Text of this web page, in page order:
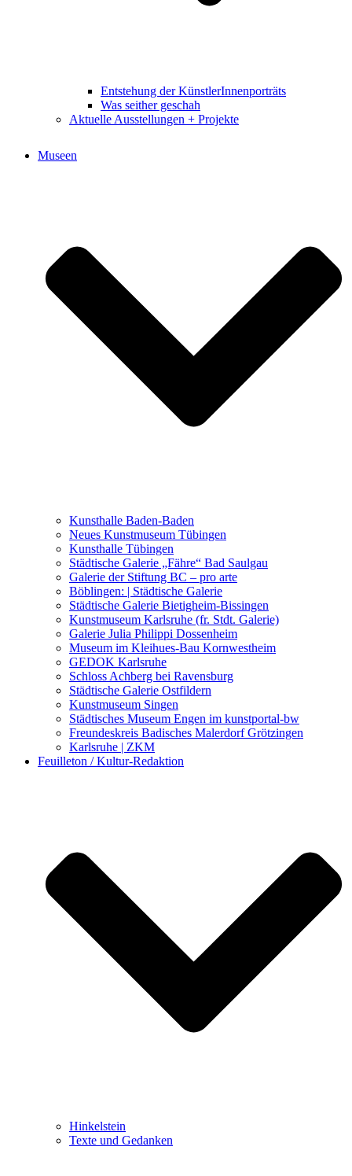
Entstehung der KünstlerInnenporträts
Was seither geschah
Aktuelle Ausstellungen + Projekte
Was seither geschah
Kunstwettbewerbe, Ausschreibungen für Künstler
Museen
Kunsthalle Baden-Baden
Neues Kunstmuseum Tübingen
Kunsthalle Tübingen
Städtische Galerie „Fähre“ Bad Saulgau
Galerie der Stiftung BC – pro arte
Böblingen: | Städtische Galerie
Städtische Galerie Bietigheim-Bissingen
Kunstmuseum Karlsruhe (fr. Stdt. Galerie)
Galerie Julia Philippi Dossenheim
Museum im Kleihues-Bau Kornwestheim
GEDOK Karlsruhe
Schloss Achberg bei Ravensburg
Städtische Galerie Ostfildern
Kunstmuseum Singen
Städtisches Museum Engen im kunstportal-bw
Freundeskreis Badisches Malerdorf Grötzingen
Karlsruhe | ZKM
Feuilleton / Kultur-Redaktion
Hinkelstein
Texte und Gedanken